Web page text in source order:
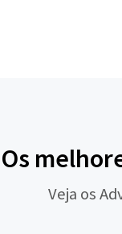
Os
Veja os